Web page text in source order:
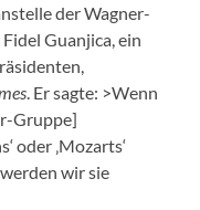
der Wagner-
Guanjica, ein
. Er sagte: >Wenn
Gruppe]
oder ‚Mozarts‘
werden wir sie